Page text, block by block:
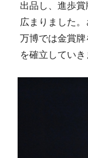
出品し、進歩
広まりました
万博では金賞
を確立していき